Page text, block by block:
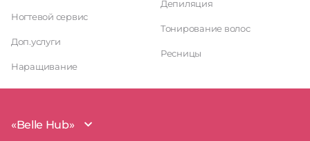
Ногтевой сервис
Доп.услуги
Наращивание
Депиляция
Тонирование волос
Ресницы
«Belle Hub»